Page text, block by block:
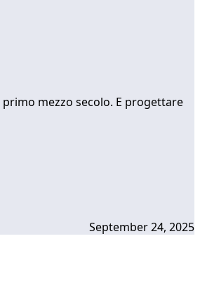
mezzo secolo. E progettare
September 24, 2025